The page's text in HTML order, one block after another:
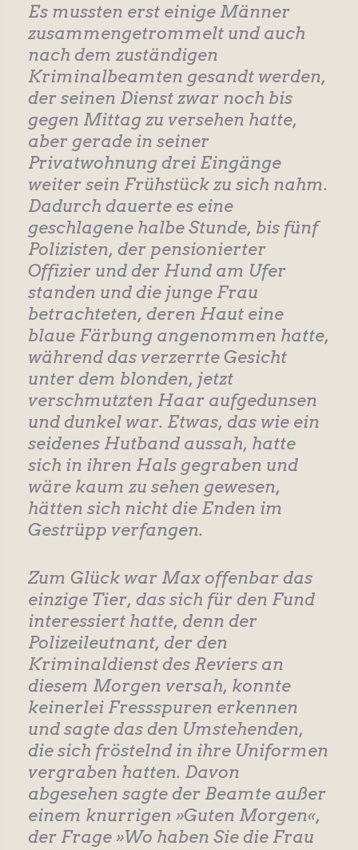
Es mussten erst einige Männer
zusammengetrommelt und auch
nach dem zuständigen
Kriminalbeamten gesandt werden,
der seinen Dienst zwar noch bis
gegen Mittag zu versehen hatte,
aber gerade in seiner
Privatwohnung drei Eingänge
weiter sein Frühstück zu sich nahm.
Dadurch dauerte es eine
geschlagene halbe Stunde, bis fünf
Polizisten, der pensionierter
Offizier und der Hund am Ufer
standen und die junge Frau
betrachteten, deren Haut eine
blaue Färbung angenommen hatte,
während das verzerrte Gesicht
unter dem blonden, jetzt
verschmutzten Haar aufgedunsen
und dunkel war. Etwas, das wie ein
seidenes Hutband aussah, hatte
sich in ihren Hals gegraben und
wäre kaum zu sehen gewesen,
hätten sich nicht die Enden im
Gestrüpp verfangen.
Zum Glück war Max offenbar das
einzige Tier, das sich für den Fund
interessiert hatte, denn der
Polizeileutnant, der den
Kriminaldienst des Reviers an
diesem Morgen versah, konnte
keinerlei Fressspuren erkennen
und sagte das den Umstehenden,
die sich fröstelnd in ihre Uniformen
vergraben hatten. Davon
abgesehen sagte der Beamte außer
einem knurrigen »Guten Morgen«,
der Frage »Wo haben Sie die Frau